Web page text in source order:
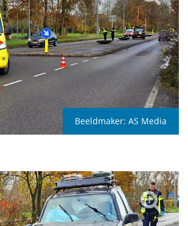
Beeldmaker: AS Media